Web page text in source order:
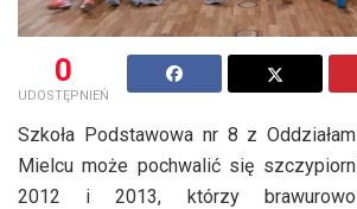
0
UDOSTĘPNIEŃ
Szkoła Podstawowa nr 8 z
Mielcu może pochwalić się
2012 i 2013, którzy